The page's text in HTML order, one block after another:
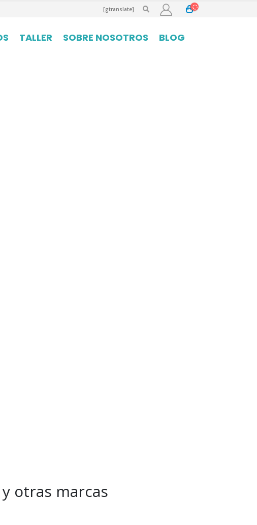
[gtranslate]
TALLER SOBRE NOSOTROS BLOG
otras marcas